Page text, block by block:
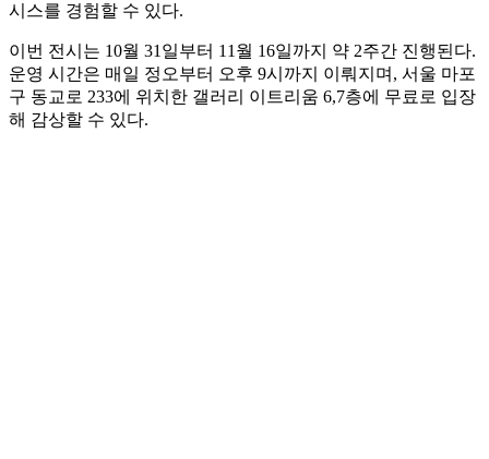
시스를 경험할 수 있다.
이번 전시는 10월 31일부터 11월 16일까지 약 2주간 진행된다.
운영 시간은 매일 정오부터 오후 9시까지 이뤄지며, 서울 마포
구 동교로 233에 위치한 갤러리 이트리움 6,7층에 무료로 입장
해 감상할 수 있다.